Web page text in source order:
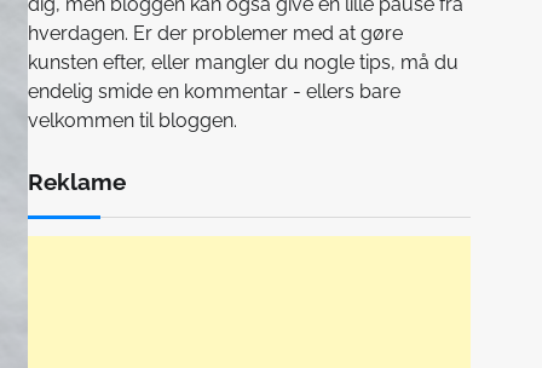
hverdagen. Er der problemer med at gøre
kunsten efter, eller mangler du nogle tips, må du
endelig smide en kommentar - ellers bare
velkommen til bloggen.
Reklame